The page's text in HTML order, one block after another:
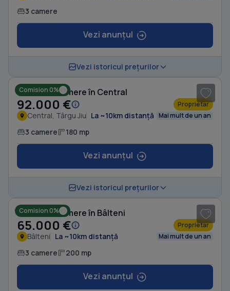
3 camere
Vezi anunțul
Vezi istoricul prețurilor
Comision 0%
Casă cu 3 camere în Central
92.000 € Proprietar
Central, Târgu Jiu La ~10km distanță Mai mult de un an
3 camere 180 mp
Vezi anunțul
Vezi istoricul prețurilor
Comision 0%
Casă cu 3 camere în Bâlteni
65.000 € Proprietar
Bâlteni La ~10km distanță Mai mult de un an
3 camere 200 mp
Vezi anunțul